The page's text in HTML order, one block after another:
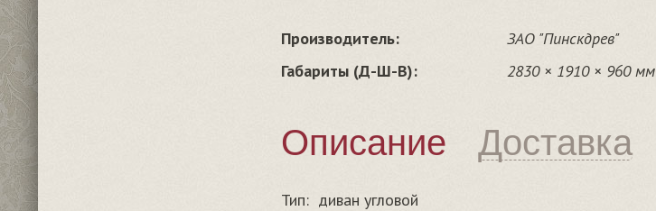
Производитель:
ЗАО "Пинскдрев"
Габариты (Д-Ш-В):
2830 × 1910 × 960 мм
Описание Доставка
Тип: диван угловой